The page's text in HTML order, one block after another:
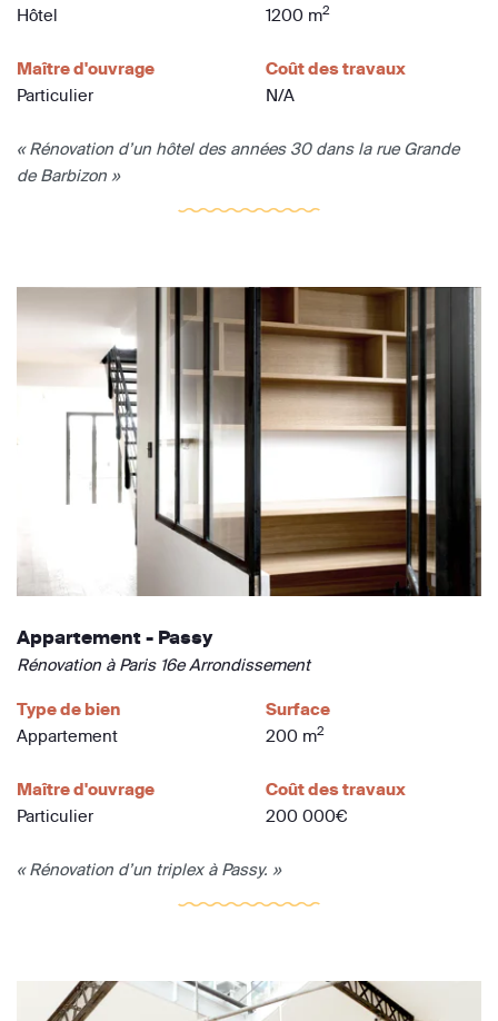
Hôtel
1200 m2
Maître d'ouvrage
Particulier
Coût des travaux
N/A
« Rénovation d’un hôtel des années 30 dans la rue Grande
de Barbizon »
Appartement - Passy
Rénovation à Paris 16e Arrondissement
Type de bien
Appartement
Surface
200 m2
Maître d'ouvrage
Particulier
Coût des travaux
200 000€
« Rénovation d’un triplex à Passy. »